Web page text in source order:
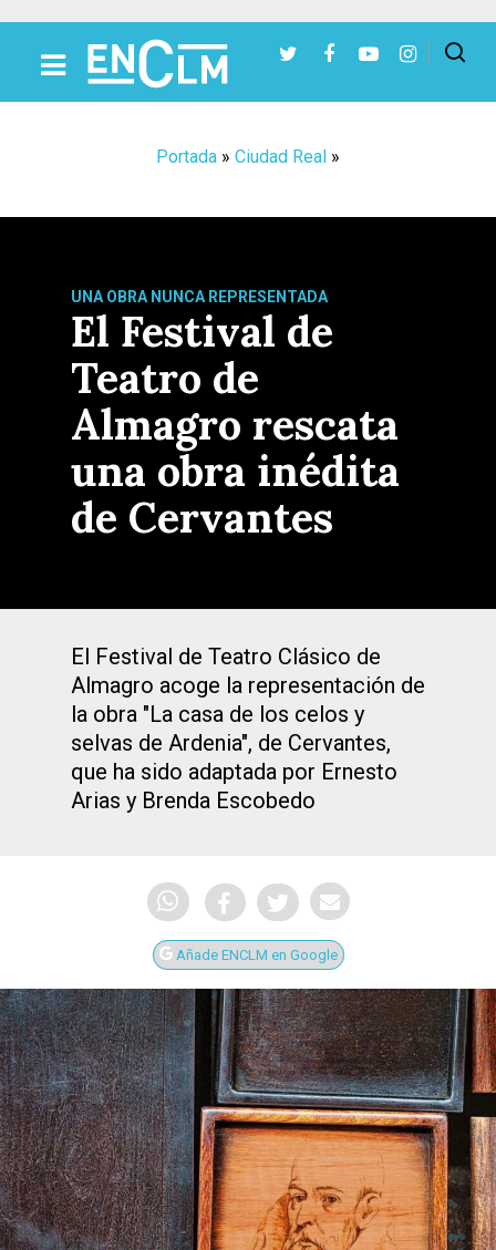
Portada » Ciudad Real »
UNA OBRA NUNCA REPRESENTADA
El Festival de
Teatro de
Almagro rescata
una obra inédita
de Cervantes
El Festival de Teatro Clásico de
Almagro acoge la representación de
la obra "La casa de los celos y
selvas de Ardenia", de Cervantes,
que ha sido adaptada por Ernesto
Arias y Brenda Escobedo
Añade ENCLM en Google